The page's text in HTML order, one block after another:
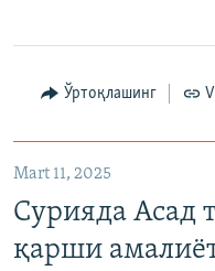
Ўртоқлашинг
Mart 11, 2025
Сурияда Асад
қарши